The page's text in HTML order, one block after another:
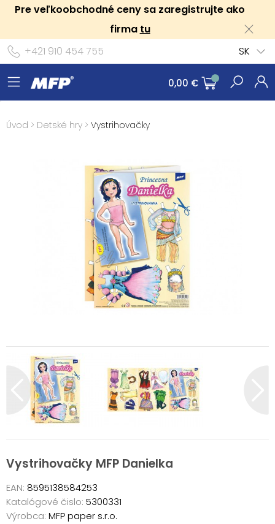
Pre veľkoobchodné ceny sa zaregistrujte ako
firma tu
+421 910 454 755
SK
0,00 €
Úvod > Detské hry > Vystrihovačky
Vystrihovačky MFP Danielka
EAN: 8595138584253
Katalógové čislo: 5300331
Výrobca: MFP paper s.r.o.